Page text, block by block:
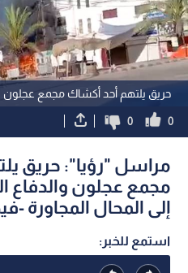
حريق يلتهم أحد أكشاك مجمع عجلون
0
0
مراسل "رؤيا": حريق
مجمع عجلون والدفاع
إلى المحال المجاورة -
استمع للخبر: